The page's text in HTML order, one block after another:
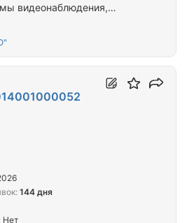
видеонаблюдения,
г. Севастополь, ул.
144 дня
Нет